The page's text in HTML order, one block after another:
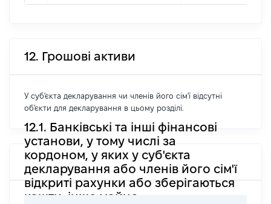
12. Грошові активи
У суб'єкта декларування чи членів його сім'ї відсутні
об'єкти для декларування в цьому розділі.
12.1. Банківські та інші фінансові
установи, у тому числі за
кордоном, у яких у суб'єкта
декларування або членів його сім'ї
відкриті рахунки або зберігаються
кошти, інше майно